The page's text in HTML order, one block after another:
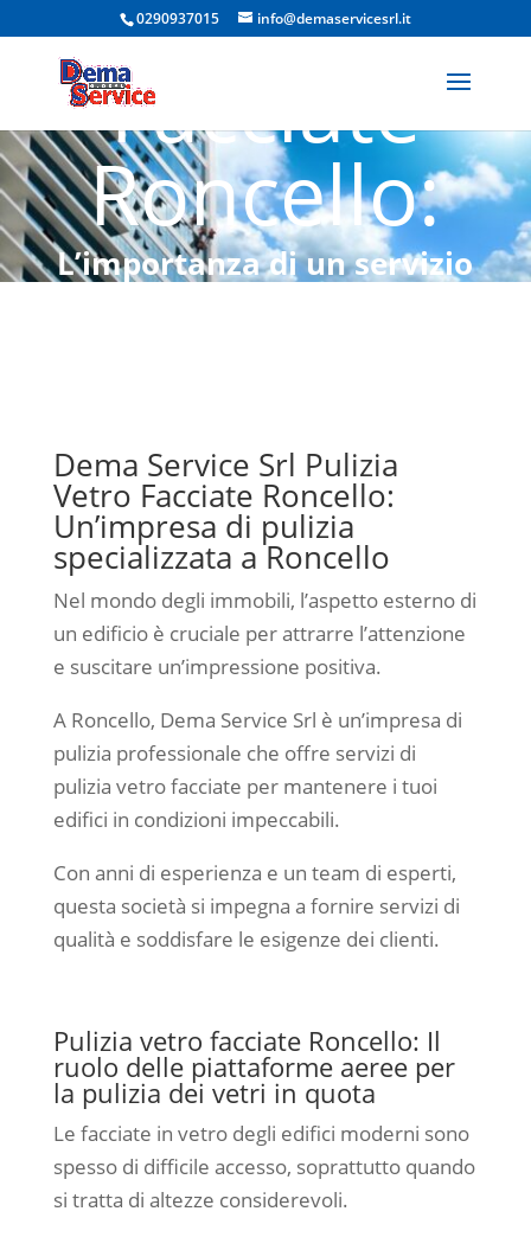
0290937015 info@demaservicesrl.it
Vetro
Facciate
Roncello:
L’importanza di un servizio
professionale
Dema Service Srl Pulizia
Vetro Facciate Roncello:
Un’impresa di pulizia
specializzata a Roncello
Nel mondo degli immobili, l’aspetto esterno di
un edificio è cruciale per attrarre l’attenzione
e suscitare un’impressione positiva.
A Roncello, Dema Service Srl è un’impresa di
pulizia professionale che offre servizi di
pulizia vetro facciate per mantenere i tuoi
edifici in condizioni impeccabili.
Con anni di esperienza e un team di esperti,
questa società si impegna a fornire servizi di
qualità e soddisfare le esigenze dei clienti.
Pulizia vetro facciate Roncello: Il
ruolo delle piattaforme aeree per
la pulizia dei vetri in quota
Le facciate in vetro degli edifici moderni sono
spesso di difficile accesso, soprattutto quando
si tratta di altezze considerevoli.